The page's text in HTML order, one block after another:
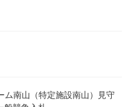
南山（特定施設南山）見守